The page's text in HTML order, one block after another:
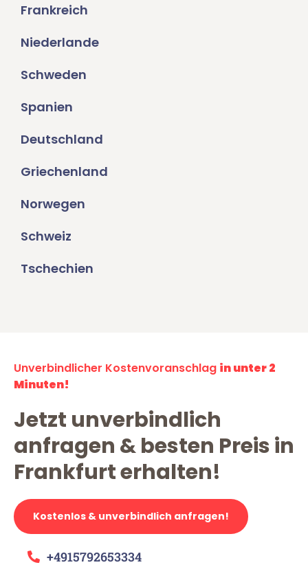
Frankreich
Niederlande
Schweden
Spanien
Deutschland
Griechenland
Norwegen
Schweiz
Tschechien
Unverbindlicher Kostenvoranschlag in unter 2
Minuten!
Jetzt unverbindlich
anfragen & besten Preis in
Frankfurt erhalten!
Kostenlos & unverbindlich anfragen!
+4915792653334